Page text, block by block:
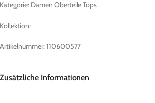
Kategorie: Damen Oberteile Tops
Kollektion:
Artikelnummer: 110600577
Zusätzliche Informationen